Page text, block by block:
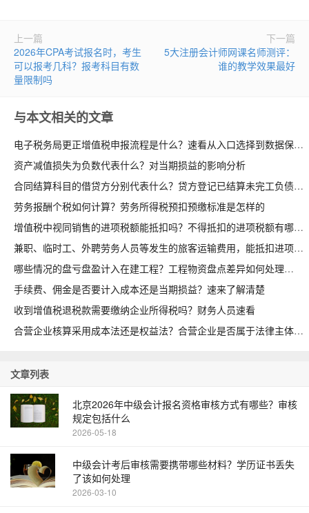
上一篇
2026年CPA考试报名时，考生
可以报考几科？报考科目有数
量限制吗
下一篇
5大注册会计师网课名师测评：
谁的教学效果最好
与本文相关的文章
电子税务局更正增值税申报流程是什么？速看从入口选择到数据保存
资产减值损失为负数代表什么？对当期损益的影响分析
合同结算科目的借贷方分别代表什么？贷方登记已结算未完工负债
劳务报酬个税如何计算？劳务所得税预扣预缴标准是怎样的
增值税中视同销售的进项税额能抵扣吗？不得抵扣的进项税额有哪些
兼职、临时工、外聘劳务人员等发生的旅客运输费用，能抵扣进项吗
哪些情况的盘亏盘盈计入在建工程？工程物资盘点差异如何处理
手续费、佣金是否要计入成本还是当期损益？速来了解清楚
收到增值税退税款需要缴纳企业所得税吗？财务人员速看
合营企业核算采用成本法还是权益法？合营企业是否属于法律主体
文章列表
北京2026年中级会计报名资格审核方式有哪些？审核
规定包括什么
2026-05-18
中级会计考后审核需要携带哪些材料？学历证书丢失
了该如何处理
2026-03-10